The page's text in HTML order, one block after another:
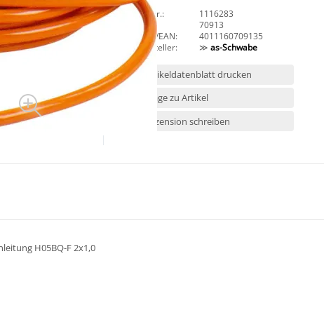
Art.Nr.:
1116283
HAN:
70913
GTIN/EAN:
4011160709135
Hersteller:
≫ as-Schwabe
Artikeldatenblatt drucken
Frage zu Artikel
Rezension schreiben
H05BQ-F 2x1,0